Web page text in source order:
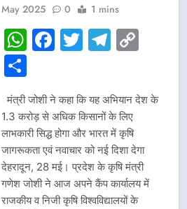
May 2025
0 1 mins
WhatsApp
Facebook
Twitter
Share
मंत्री जोशी ने कहा कि यह अभियान देश के
1.3 करोड़ से अधिक किसानों के लिए
लाभकारी सिद्ध होगा और भारत में कृषि
जागरूकता एवं नवाचार को नई दिशा देगा
देहरादून, 28 मई। प्रदेश के कृषि मंत्री
गणेश जोशी ने आज अपने कैंप कार्यालय में
राजकीय व निजी कृषि विश्वविद्यालयों के